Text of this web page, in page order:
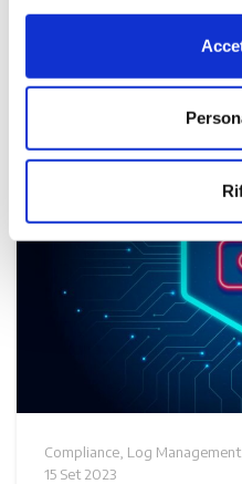
la navigazione proseguirà
Compliance Log Management
15 Set 2023